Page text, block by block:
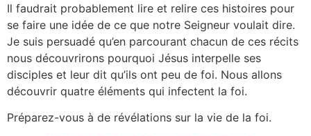
Il faudrait probablement lire et relire ces histoires pour
se faire une idée de ce que notre Seigneur voulait dire.
Je suis persuadé qu’en parcourant chacun de ces récits
nous découvrirons pourquoi Jésus interpelle ses
disciples et leur dit qu’ils ont peu de foi. Nous allons
découvrir quatre éléments qui infectent la foi.
Préparez-vous à de révélations sur la vie de la foi.